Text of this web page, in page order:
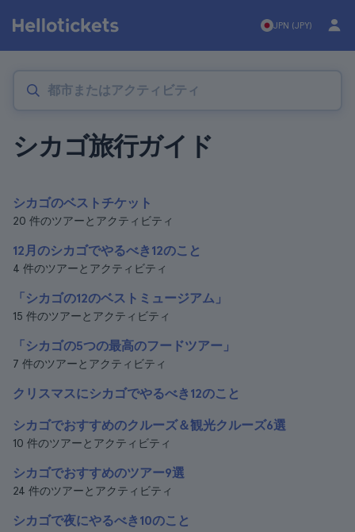
JPN (JPY)
シカゴ旅行ガイド
シカゴのベストチケット
20 件のツアーとアクティビティ
12月のシカゴでやるべき12のこと
4 件のツアーとアクティビティ
「シカゴの12のベストミュージアム」
15 件のツアーとアクティビティ
「シカゴの5つの最高のフードツアー」
7 件のツアーとアクティビティ
クリスマスにシカゴでやるべき12のこと
シカゴでおすすめのクルーズ＆観光クルーズ6選
10 件のツアーとアクティビティ
シカゴでおすすめのツアー9選
24 件のツアーとアクティビティ
シカゴで夜にやるべき10のこと